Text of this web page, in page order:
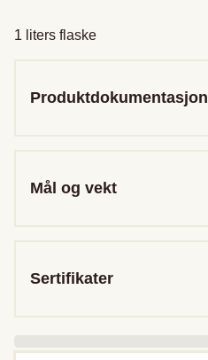
1 liters flaske
Produktdokumentasjon
Mål og vekt
Sertifikater